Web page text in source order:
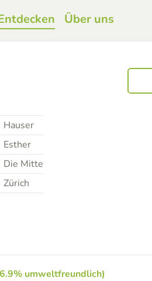
Über uns
Hauser
Esther
Die Mitte
Zürich
umweltfreundlich)